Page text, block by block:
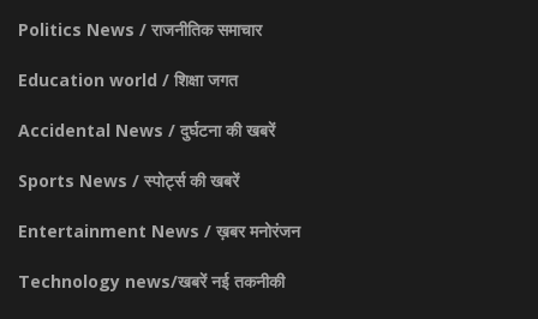
Politics News / राजनीतिक समाचार
Education world / शिक्षा जगत
Accidental News / दुर्घटना की खबरें
Sports News / स्पोर्ट्स की खबरें
Entertainment News / ख़बर मनोरंजन
Technology news/खबरें नई तकनीकी